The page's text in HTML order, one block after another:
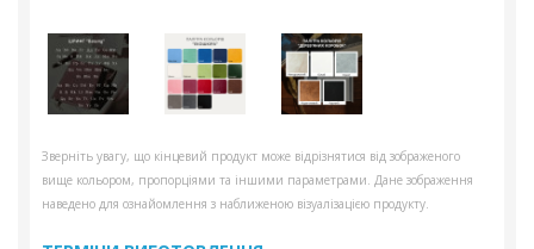
Зверніть увагу, що кінцевий продукт може відрізнятися від зображеного
вище кольором, пропорціями та іншими параметрами. Дане зображення
наведено для ознайомлення з наближеною візуалізацією продукту.